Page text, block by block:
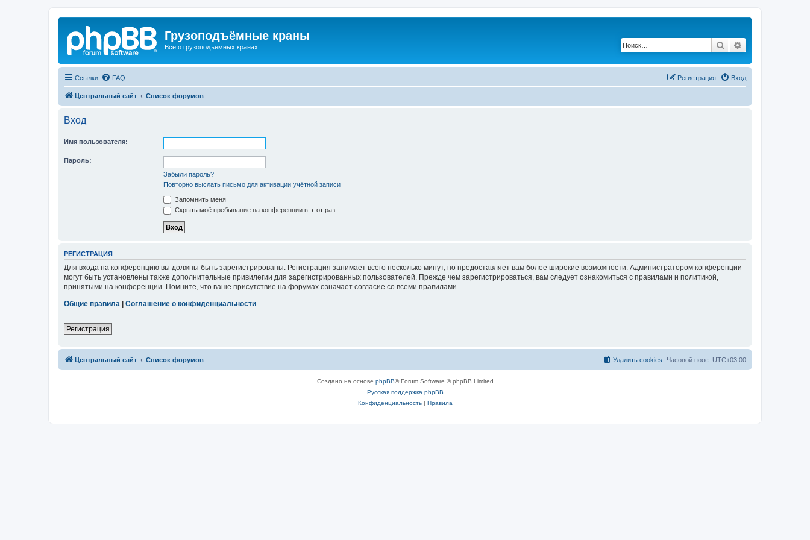
Грузоподъёмные краны
Всё о грузоподъёмных кранах Поиск
Ссылки FAQ Вход
Регистрация
Центральный сайт Список форумов
Вход
Имя пользователя:
Пароль:
Забыли пароль?
Повторно выслать письмо для активации учётной записи
Запомнить меня
Скрыть моё пребывание на конференции в этот раз
РЕГИСТРАЦИЯ
Для входа на конференцию вы должны быть зарегистрированы. Регистрация занимает всего несколько минут, но предоставляет вам более широкие возможности. Администратором конференции
могут быть установлены также дополнительные привилегии для зарегистрированных пользователей. Прежде чем зарегистрироваться, вам следует ознакомиться с правилами и политикой,
принятыми на конференции. Помните, что ваше присутствие на форумах означает согласие со всеми правилами.
Общие правила
Соглашение о конфиденциальности
Регистрация
Центральный сайт Список форумов Часовой пояс: UTC+03:00
Удалить cookies
Создано на основе phpBB® Forum Software © phpBB Limited
Русская поддержка phpBB
Конфиденциальность| Правила